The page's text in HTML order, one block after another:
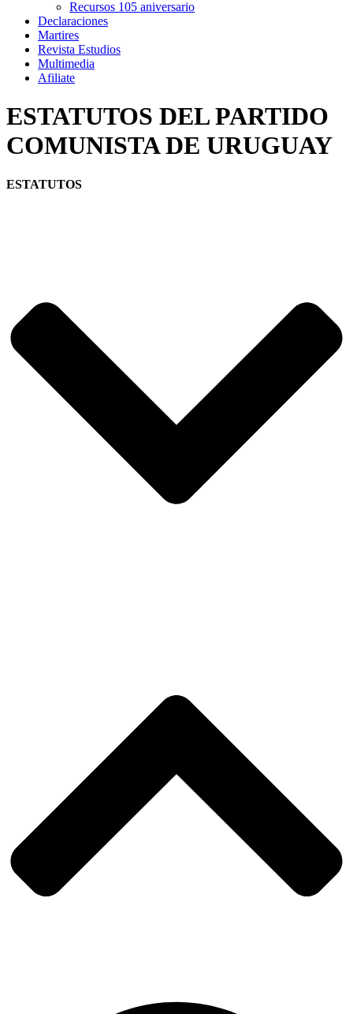
Recursos 105 aniversario
Declaraciones
Martires
Revista Estudios
Multimedia
Afiliate
ESTATUTOS DEL PARTIDO
COMUNISTA DE URUGUAY
ESTATUTOS